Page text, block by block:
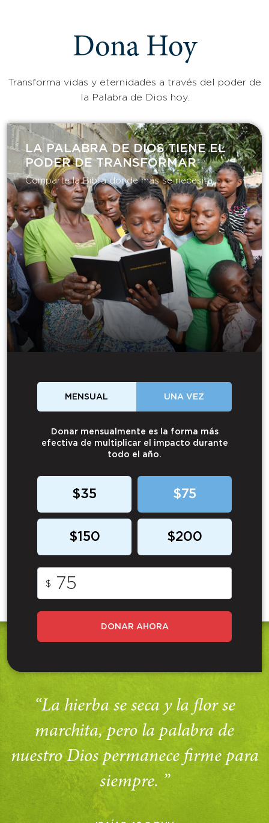
Dona Hoy
Transforma vidas y eternidades a través del poder de
la Palabra de Dios hoy.
LA PALABRA DE DIOS TIENE EL
PODER DE TRANSFORMAR​
Comparte la Biblia donde más se necesita.
MENSUAL UNA VEZ
Donar mensualmente es la forma más
efectiva de multiplicar el impacto durante
todo el año.
$35 $75
$150 $200
$
DONAR AHORA
“La hierba se seca y la flor se
marchita, pero la palabra de
nuestro Dios permanece firme para
siempre. ”